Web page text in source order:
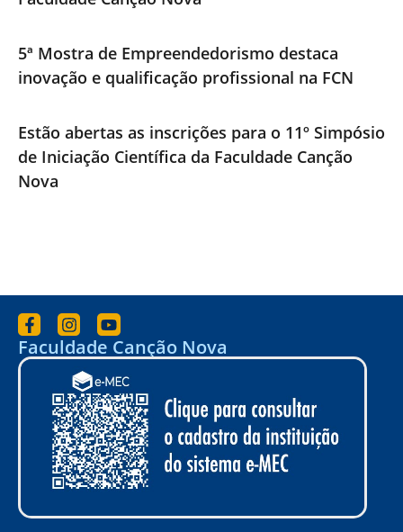
5ª Mostra de Empreendedorismo destaca
inovação e qualificação profissional na FCN
Estão abertas as inscrições para o 11º Simpósio
de Iniciação Científica da Faculdade Canção
Nova
Faculdade Canção Nova